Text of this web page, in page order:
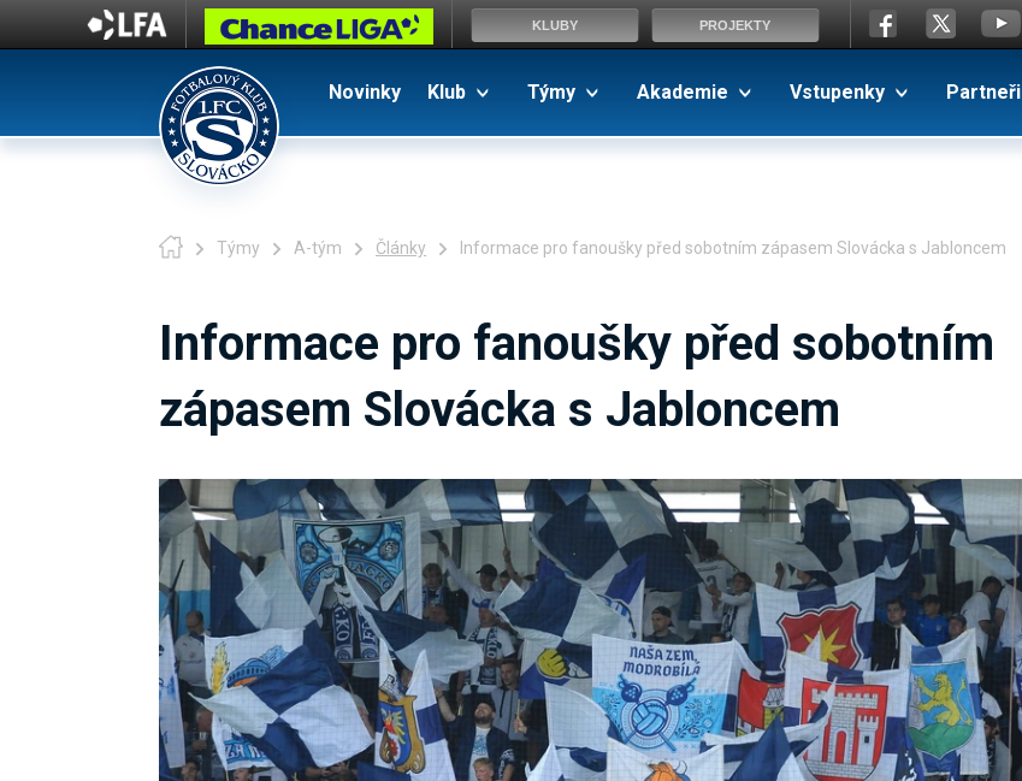
Novinky Klub Týmy Akademie Vstupenky Partneři
Týmy A-tým Články Informace pro fanoušky před sobotním zápasem Slovácka s Jabloncem
Informace pro fanoušky před sobotním
zápasem Slovácka s Jabloncem
KLUBY PROJEKTY